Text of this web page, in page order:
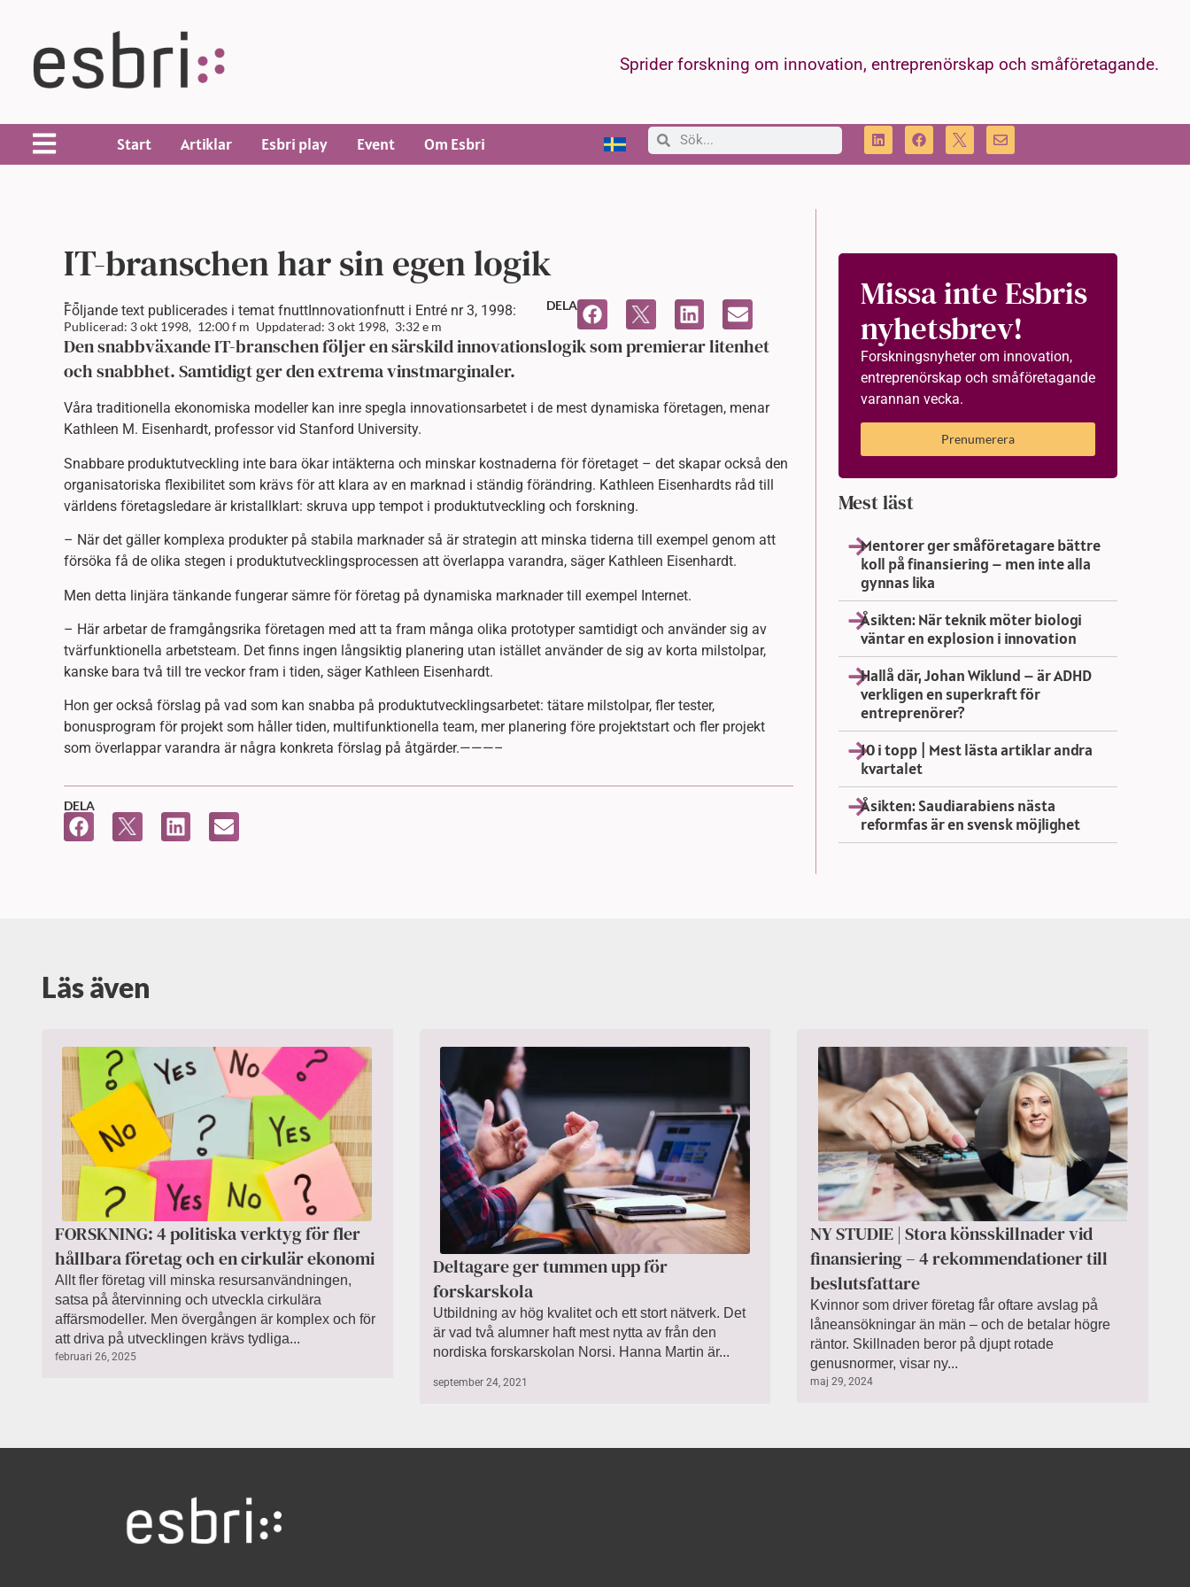
Sprider forskning om innovation, entreprenörskap och småföretagande.
Start Artiklar Esbri play Event Om Esbri
IT-branschen har sin egen logik
- -
Publicerad: 3 okt 1998, 12:00 f m Uppdaterad: 3 okt 1998, 3:32 e m
DELA
Följande text publicerades i temat fnuttInnovationfnutt i Entré nr 3, 1998:
Den snabbväxande IT-branschen följer en särskild innovationslogik som premierar litenhet
och snabbhet. Samtidigt ger den extrema vinstmarginaler.
Våra traditionella ekonomiska modeller kan inre spegla innovationsarbetet i de mest dynamiska företagen, menar
Kathleen M. Eisenhardt, professor vid Stanford University.
Snabbare produktutveckling inte bara ökar intäkterna och minskar kostnaderna för företaget – det skapar också den
organisatoriska flexibilitet som krävs för att klara av en marknad i ständig förändring. Kathleen Eisenhardts råd till
världens företagsledare är kristallklart: skruva upp tempot i produktutveckling och forskning.
– När det gäller komplexa produkter på stabila marknader så är strategin att minska tiderna till exempel genom att
försöka få de olika stegen i produktutvecklingsprocessen att överlappa varandra, säger Kathleen Eisenhardt.
Men detta linjära tänkande fungerar sämre för företag på dynamiska marknader till exempel Internet.
– Här arbetar de framgångsrika företagen med att ta fram många olika prototyper samtidigt och använder sig av
tvärfunktionella arbetsteam. Det finns ingen långsiktig planering utan istället använder de sig av korta milstolpar,
kanske bara två till tre veckor fram i tiden, säger Kathleen Eisenhardt.
Hon ger också förslag på vad som kan snabba på produktutvecklingsarbetet: tätare milstolpar, fler tester,
bonusprogram för projekt som håller tiden, multifunktionella team, mer planering före projektstart och fler projekt
som överlappar varandra är några konkreta förslag på åtgärder.———–
DELA
Missa inte Esbris
nyhetsbrev!
Forskningsnyheter om innovation,
entreprenörskap och småföretagande
varannan vecka.
Prenumerera
Mest läst
Mentorer ger småföretagare bättre
koll på finansiering – men inte alla
gynnas lika
Åsikten: När teknik möter biologi
väntar en explosion i innovation
Hallå där, Johan Wiklund – är ADHD
verkligen en superkraft för
entreprenörer?
10 i topp | Mest lästa artiklar andra
kvartalet
Åsikten: Saudiarabiens nästa
reformfas är en svensk möjlighet
Läs även
FORSKNING: 4 politiska verktyg för fler
hållbara företag och en cirkulär ekonomi
Allt fler företag vill minska resursanvändningen,
satsa på återvinning och utveckla cirkulära
affärsmodeller. Men övergången är komplex och för
att driva på utvecklingen krävs tydliga...
februari 26, 2025
Deltagare ger tummen upp för
forskarskola
Utbildning av hög kvalitet och ett stort nätverk. Det
är vad två alumner haft mest nytta av från den
nordiska forskarskolan Norsi. Hanna Martin är...
september 24, 2021
NY STUDIE | Stora könsskillnader vid
finansiering – 4 rekommendationer till
beslutsfattare
Kvinnor som driver företag får oftare avslag på
låneansökningar än män – och de betalar högre
räntor. Skillnaden beror på djupt rotade
genusnormer, visar ny...
maj 29, 2024